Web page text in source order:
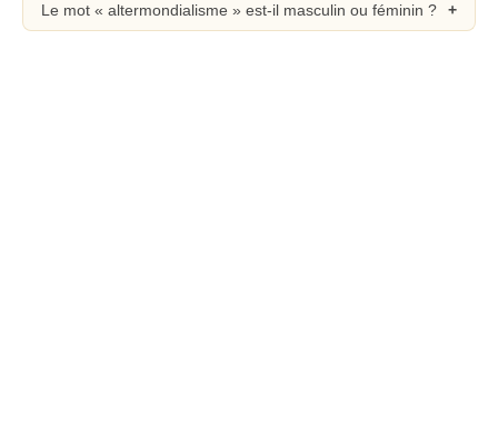
Le mot « altermondialisme » est-il masculin ou féminin ?